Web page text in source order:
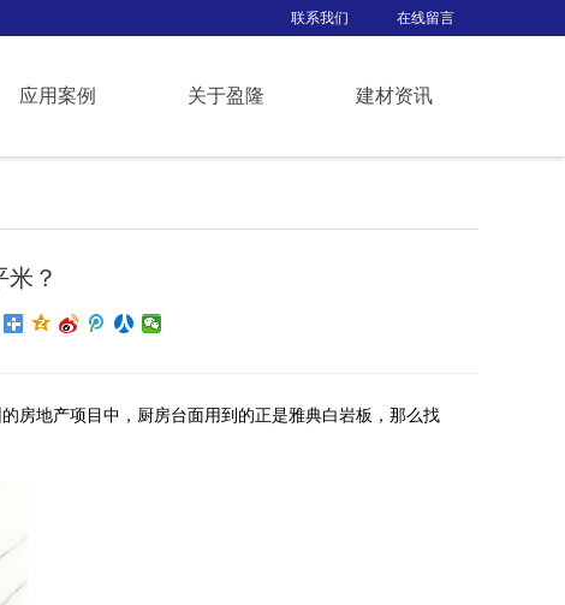
联系我们 在线留言
应用案例 关于盈隆 建材资讯
？
房地产项目中，厨房台面用到的正是雅典白岩板，那么找